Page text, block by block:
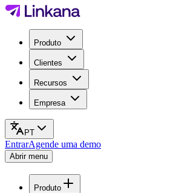
Produto
Clientes
Recursos
Empresa
PT
EntrarAgende uma demo
Abrir menu
Produto